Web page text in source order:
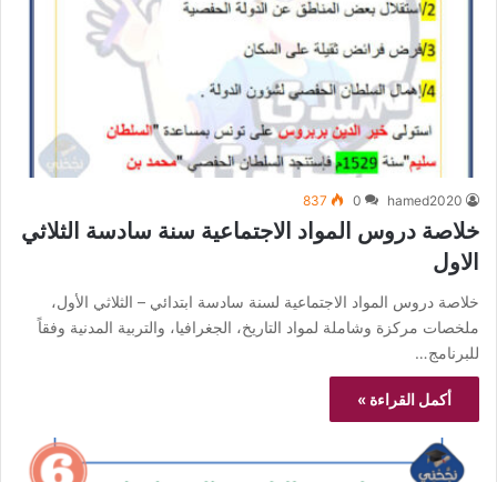
hamed2020
0
837
خلاصة دروس المواد الاجتماعية سنة سادسة الثلاثي
الاول
خلاصة دروس المواد الاجتماعية لسنة سادسة ابتدائي – الثلاثي الأول،
ملخصات مركزة وشاملة لمواد التاريخ، الجغرافيا، والتربية المدنية وفقاً
للبرنامج…
أكمل القراءة »